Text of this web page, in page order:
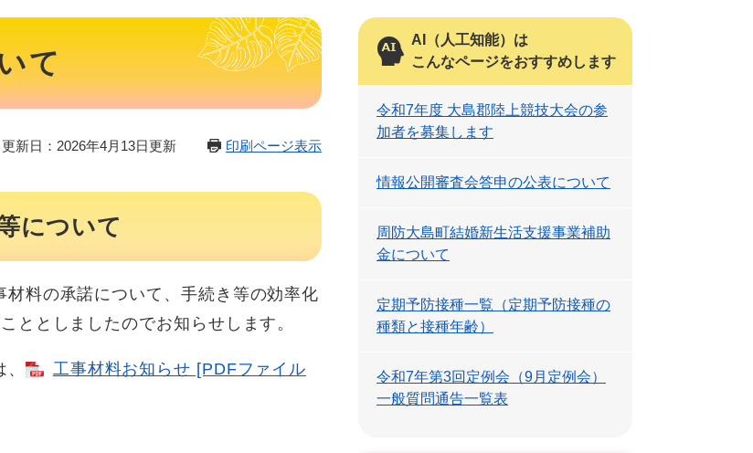
て
更新日：2026年4月13日更新 印刷ページ表示
について
料の承諾について、手続き等の効率化
ととしましたのでお知らせします。
工事材料お知らせ [PDFファイル
AI（人工知能）は
こんなページをおすすめします
令和7年度 大島郡陸上競技大会の参
加者を募集します
情報公開審査会答申の公表について
周防大島町結婚新生活支援事業補助
金について
定期予防接種一覧（定期予防接種の
種類と接種年齢）
令和7年第3回定例会（9月定例会）
一般質問通告一覧表